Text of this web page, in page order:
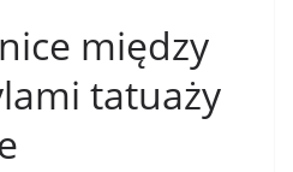
między
tatuaży